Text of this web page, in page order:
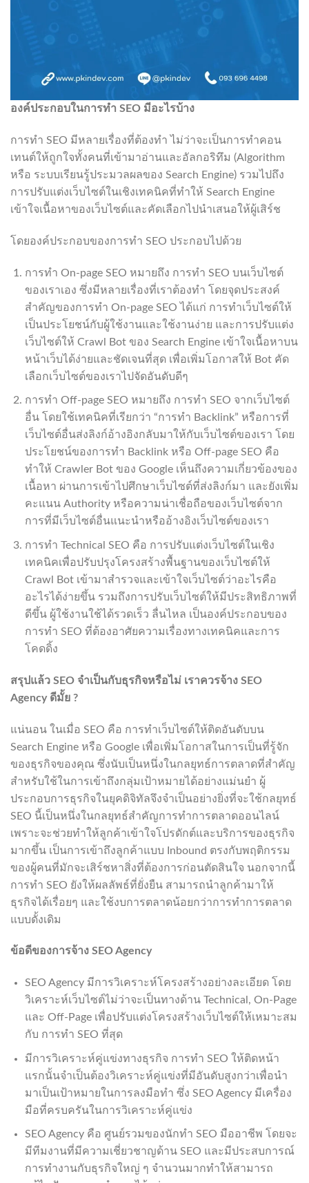
องค์ประกอบในการทำ SEO มีอะไรบ้าง
การทำ SEO มีหลายเรื่องที่ต้องทำ ไม่ว่าจะเป็นการทำคอน
เทนต์ให้ถูกใจทั้งคนที่เข้ามาอ่านและอัลกอริทึม (Algorithm
หรือ ระบบเรียนรู้ประมวลผลของ Search Engine) รวมไปถึง
การปรับแต่งเว็บไซต์ในเชิงเทคนิคที่ทำให้ Search Engine
เข้าใจเนื้อหาของเว็บไซต์และคัดเลือกไปนำเสนอให้ผู้เสิร์ช
โดยองค์ประกอบของการทำ SEO ประกอบไปด้วย
การทำ On-page SEO หมายถึง การทำ SEO บนเว็บไซต์
ของเราเอง ซึ่งมีหลายเรื่องที่เราต้องทำ โดยจุดประสงค์
สำคัญของการทำ On-page SEO ได้แก่ การทำเว็บไซต์ให้
เป็นประโยชน์กับผู้ใช้งานและใช้งานง่าย และการปรับแต่ง
เว็บไซต์ให้ Crawl Bot ของ Search Engine เข้าใจเนื้อหาบน
หน้าเว็บได้ง่ายและชัดเจนที่สุด เพื่อเพิ่มโอกาสให้ Bot คัด
เลือกเว็บไซต์ของเราไปจัดอันดับดีๆ
การทำ Off-page SEO หมายถึง การทำ SEO จากเว็บไซต์
อื่น โดยใช้เทคนิคที่เรียกว่า “การทำ Backlink” หรือการที่
เว็บไซต์อื่นส่งลิงก์อ้างอิงกลับมาให้กับเว็บไซต์ของเรา โดย
ประโยชน์ของการทำ Backlink หรือ Off-page SEO คือ
ทำให้ Crawler Bot ของ Google เห็นถึงความเกี่ยวข้องของ
เนื้อหา ผ่านการเข้าไปศึกษาเว็บไซต์ที่ส่งลิงก์มา และยังเพิ่ม
คะแนน Authority หรือความน่าเชื่อถือของเว็บไซต์จาก
การที่มีเว็บไซต์อื่นแนะนำหรืออ้างอิงเว็บไซต์ของเรา
การทำ Technical SEO คือ การปรับแต่งเว็บไซต์ในเชิง
เทคนิคเพื่อปรับปรุงโครงสร้างพื้นฐานของเว็บไซต์ให้
Crawl Bot เข้ามาสำรวจและเข้าใจเว็บไซต์ว่าอะไรคือ
อะไรได้ง่ายขึ้น รวมถึงการปรับเว็บไซต์ให้มีประสิทธิภาพที่
ดีขึ้น ผู้ใช้งานใช้ได้รวดเร็ว ลื่นไหล เป็นองค์ประกอบของ
การทำ SEO ที่ต้องอาศัยความเรื่องทางเทคนิคและการ
โคดดิ้ง
สรุปแล้ว SEO จำเป็นกับธุรกิจหรือไม่ เราควรจ้าง SEO
Agency ดีมั้ย ?
แน่นอน ในเมื่อ SEO คือ การทำเว็บไซต์ให้ติดอันดับบน
Search Engine หรือ Google เพื่อเพิ่มโอกาสในการเป็นที่รู้จัก
ของธุรกิจของคุณ ซึ่งนับเป็นหนึ่งในกลยุทธ์การตลาดที่สำคัญ
สำหรับใช้ในการเข้าถึงกลุ่มเป้าหมายได้อย่างแม่นยำ ผู้
ประกอบการธุรกิจในยุคดิจิทัลจึงจำเป็นอย่างยิ่งที่จะใช้กลยุทธ์
SEO นี้เป็นหนึ่งในกลยุทธ์สำคัญการทำการตลาดออนไลน์
เพราะจะช่วยทำให้ลูกค้าเข้าใจโปรดักต์และบริการของธุรกิจ
มากขึ้น เป็นการเข้าถึงลูกค้าแบบ Inbound ตรงกับพฤติกรรม
ของผู้คนที่มักจะเสิร์ชหาสิ่งที่ต้องการก่อนตัดสินใจ นอกจากนี้
การทำ SEO ยังให้ผลลัพธ์ที่ยั่งยืน สามารถนำลูกค้ามาให้
ธุรกิจได้เรื่อยๆ และใช้งบการตลาดน้อยกว่าการทำการตลาด
แบบดั้งเดิม
ข้อดีของการจ้าง SEO Agency
SEO Agency มีการวิเคราะห์โครงสร้างอย่างละเอียด โดย
วิเคราะห์เว็บไซต์ไม่ว่าจะเป็นทางด้าน Technical, On-Page
และ Off-Page เพื่อปรับแต่งโครงสร้างเว็บไซต์ให้เหมาะสม
กับ การทำ SEO ที่สุด
มีการวิเคราะห์คู่แข่งทางธุรกิจ การทำ SEO ให้ติดหน้า
แรกนั้นจำเป็นต้องวิเคราะห์คู่แข่งที่มีอันดับสูงกว่าเพื่อนำ
มาเป็นเป้าหมายในการลงมือทำ ซึ่ง SEO Agency มีเครื่อง
มือที่ครบครันในการวิเคราะห์คู่แข่ง
SEO Agency คือ ศูนย์รวมของนักทำ SEO มืออาชีพ โดยจะ
มีทีมงานที่มีความเชี่ยวชาญด้าน SEO และมีประสบการณ์
การทำงานกับธุรกิจใหญ่ ๆ จำนวนมากทำให้สามารถ